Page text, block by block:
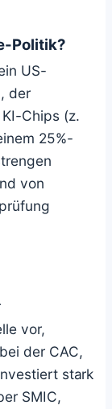
Politik?
US-
der
Chips (z.
25%-
von
vor,
der CAC,
stark
SMIC,